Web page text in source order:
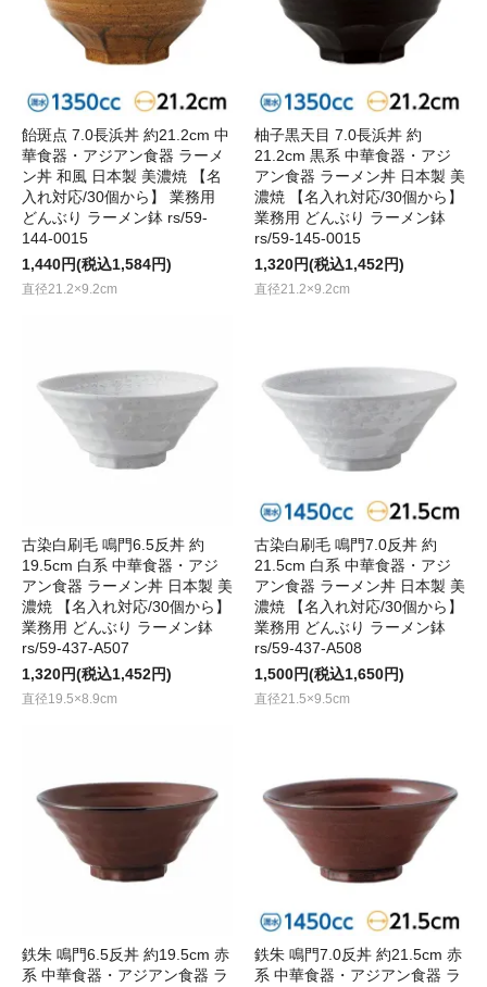
飴斑点 7.0長浜丼 約21.2cm 中
華食器・アジアン食器 ラーメ
ン丼 和風 日本製 美濃焼 【名
入れ対応/30個から】 業務用
どんぶり ラーメン鉢 rs/59-
144-0015
1,440円(税込1,584円)
直径21.2×9.2cm
柚子黒天目 7.0長浜丼 約
21.2cm 黒系 中華食器・アジ
アン食器 ラーメン丼 日本製 美
濃焼 【名入れ対応/30個から】
業務用 どんぶり ラーメン鉢
rs/59-145-0015
1,320円(税込1,452円)
直径21.2×9.2cm
古染白刷毛 鳴門6.5反丼 約
19.5cm 白系 中華食器・アジ
アン食器 ラーメン丼 日本製 美
濃焼 【名入れ対応/30個から】
業務用 どんぶり ラーメン鉢
rs/59-437-A507
1,320円(税込1,452円)
直径19.5×8.9cm
古染白刷毛 鳴門7.0反丼 約
21.5cm 白系 中華食器・アジ
アン食器 ラーメン丼 日本製 美
濃焼 【名入れ対応/30個から】
業務用 どんぶり ラーメン鉢
rs/59-437-A508
1,500円(税込1,650円)
直径21.5×9.5cm
鉄朱 鳴門6.5反丼 約19.5cm 赤
系 中華食器・アジアン食器 ラ
鉄朱 鳴門7.0反丼 約21.5cm 赤
系 中華食器・アジアン食器 ラ